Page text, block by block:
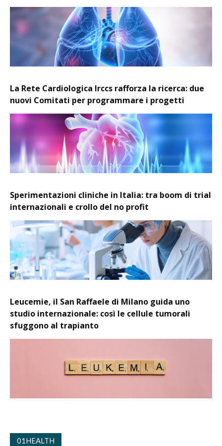
La Rete Cardiologica Irccs rafforza la ricerca: due
nuovi Comitati per programmare i progetti
Sperimentazioni cliniche in Italia: tra boom di trial
internazionali e crollo del no profit
Leucemie, il San Raffaele di Milano guida uno
studio internazionale: così le cellule tumorali
sfuggono al trapianto
01HEALTH